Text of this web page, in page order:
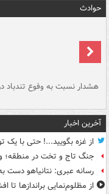
حوادث
هشدار نسبت به وفوع تندباد
آخرین اخبار
از غزه بگویید...! حتی با یک
جنگ تاج و تخت در منطقه؛
رسانه عبری: نتانیاهو دست
از مظلوم‌نمایی براندازها تا